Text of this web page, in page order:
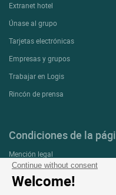
Continue without consent
Welcome!
Extranet hotel
Únase al grupo
Tarjetas electrónicas
Empresas y grupos
Trabajar en Logis
Rincón de prensa
Condiciones de la
Mención legal
Protección de datos personales
Configuración de las cookies